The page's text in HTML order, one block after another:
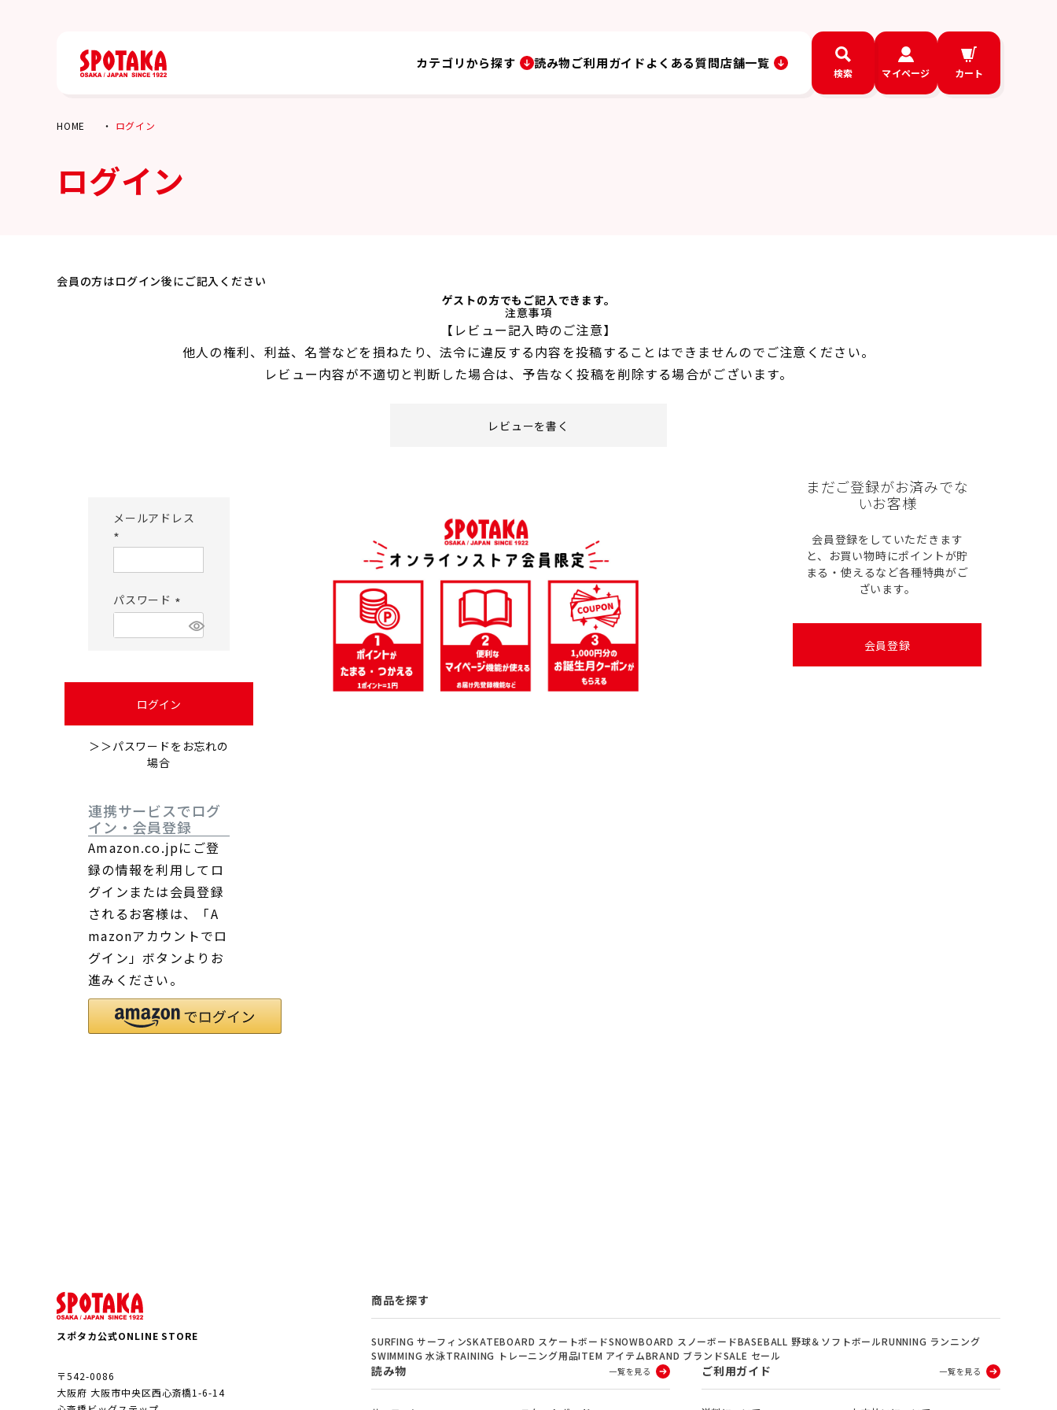
カテゴリから探す 読み物ご利用ガイドよくある質問店舗一覧
検索 マイページ カート
HOME ログイン
ログイン
会員の方はログイン後にご記入ください
ゲストの方でもご記入できます。
注意事項
【レビュー記入時のご注意】
他人の権利、利益、名誉などを損ねたり、法令に違反する内容を投稿することはできませんのでご注意ください。
レビュー内容が不適切と判断した場合は、予告なく投稿を削除する場合がございます。
レビューを書く
メールアドレス
須)
パスワード
(必
須)
ログイン
＞＞パスワードをお忘れの
場合
連携サービスでログ
イン・会員登録
Amazon.co.jpにご登
録の情報を利用してロ
グインまたは会員登録
されるお客様は、「A
mazonアカウントでロ
グイン」ボタンよりお
進みください。
まだご登録がお済みでな
いお客様
会員登録をしていただきます
と、お買い物時にポイントが貯
まる・使えるなど各種特典がご
ざいます。
会員登録
商品を探す
SURFING サーフィンSKATEBOARD スケートボードSNOWBOARD スノーボードBASEBALL 野球＆ソフトボールRUNNING ランニング
SWIMMING 水泳TRAINING トレーニング用品ITEM アイテムBRAND ブランドSALE セール
読み物 一覧を見る ご利用ガイド 一覧を見る
スポタカ公式ONLINE STORE
〒542-0086
大阪府 大阪市中央区西心斎橋1-6-14